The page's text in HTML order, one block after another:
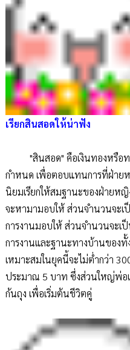
เรียกสินสอดให้น่าฟัง
"สินสอด" คือเงินทองหรือท
กำหนด เพื่อตอบแทนการที่ฝ่าย
นิยมเรียกให้สมฐานะของฝ่ายห
จะหามามอบให้ ส่วนจำนวนจะ
การงานมอบให้ ส่วนจำนวนจะเ
การงานและฐานะทางบ้านของ
เหมาะสมในยุคนี้จะไม่ต่ำกว่า
ประมาณ 5 บาท ซึ่งส่วนใหญ่พ่อ
ก้นถุง เพื่อเริ่มต้นชีวิตคู่